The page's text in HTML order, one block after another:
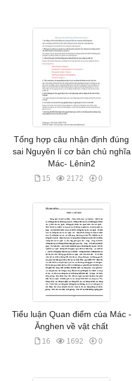
Tổng hợp câu nhận định đúng
sai Nguyên lí cơ bản chủ nghĩa
Mác- Lênin2
15 2172 0
Tiểu luận Quan điểm của Mác -
Ănghen về vật chất
16 1692 0